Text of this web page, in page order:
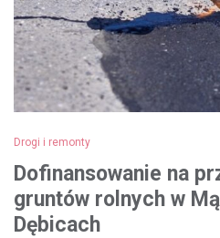
Drogi i remonty
Dofinansowanie na
gruntów rolnych w
Dębicach